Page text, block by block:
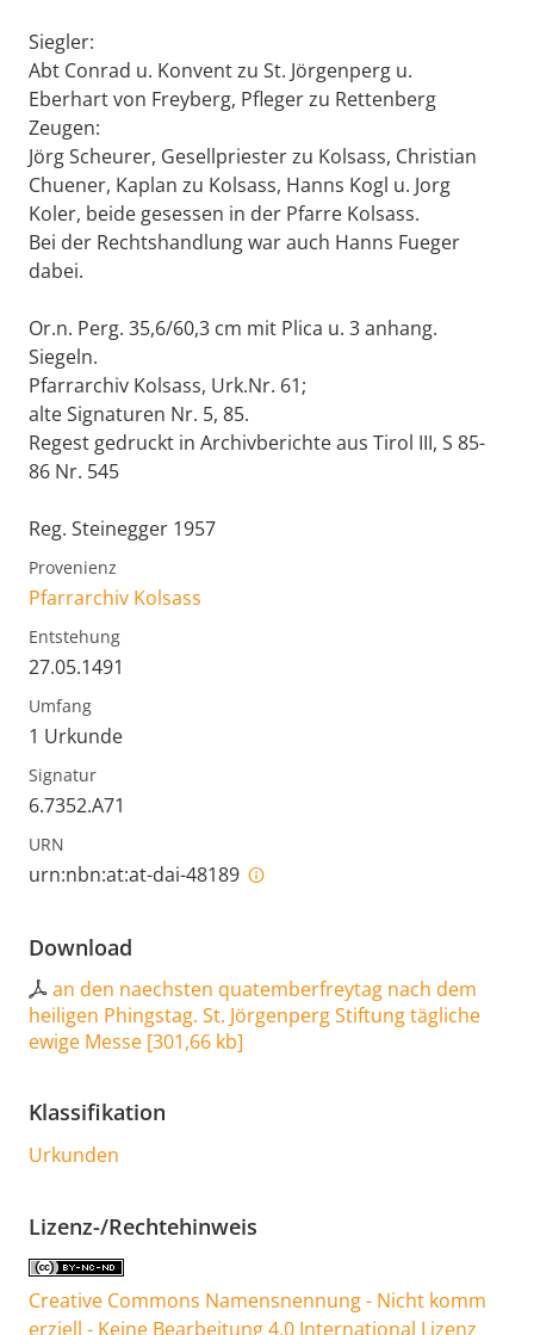
Siegler:
Abt Conrad u. Konvent zu St. Jörgenperg u.
Eberhart von Freyberg, Pfleger zu Rettenberg
Zeugen:
Jörg Scheurer, Gesellpriester zu Kolsass, Christian
Chuener, Kaplan zu Kolsass, Hanns Kogl u. Jorg
Koler, beide gesessen in der Pfarre Kolsass.
Bei der Rechtshandlung war auch Hanns Fueger
dabei.
Or.n. Perg. 35,6/60,3 cm mit Plica u. 3 anhang.
Siegeln.
Pfarrarchiv Kolsass, Urk.Nr. 61;
alte Signaturen Nr. 5, 85.
Regest gedruckt in Archivberichte aus Tirol III, S 85-
86 Nr. 545
Reg. Steinegger 1957
Provenienz
Pfarrarchiv Kolsass
Entstehung
27.05.1491
Umfang
1 Urkunde
Signatur
6.7352.A71
URN
urn:nbn:at:at-dai-48189
Download
an den naechsten quatemberfreytag nach dem
heiligen Phingstag. St. Jörgenperg Stiftung tägliche
ewige Messe [301,66 kb]
Klassifikation
Urkunden
Lizenz-/Rechtehinweis
Creative Commons Namensnennung - Nicht komm
erziell - Keine Bearbeitung 4.0 International Lizenz